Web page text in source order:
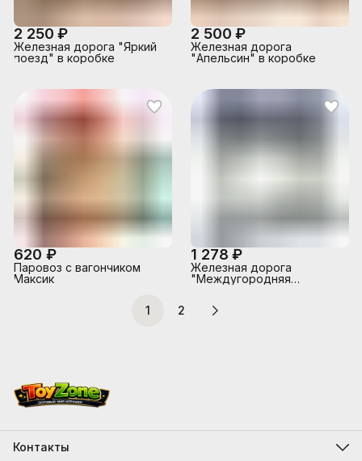
2 250 ₽
Железная дорога "Яркий
поезд" в коробке
2 500 ₽
Железная дорога
"Апельсин" в коробке
620 ₽
Паровоз с вагончиком
Максик
1 278 ₽
Железная дорога
"Междугородняя
коробке
1 2
Контакты